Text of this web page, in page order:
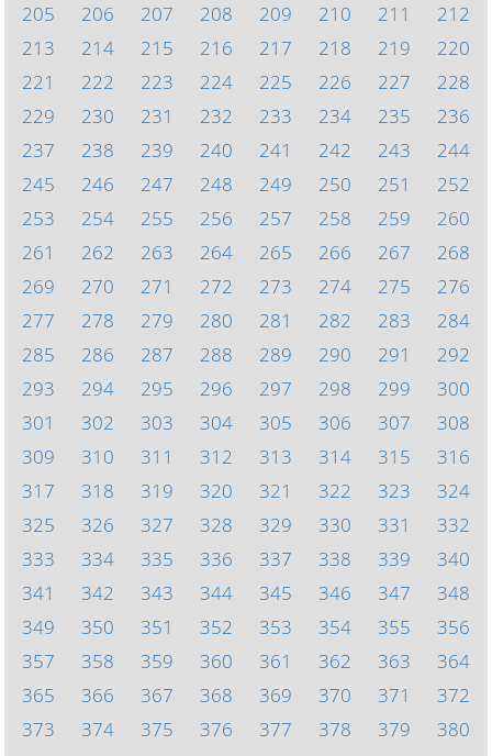
205
206 207 208 209 210 211
212
213
214 215 216 217 218 219
220
221
222 223 224 225 226 227
228
229
230 231 232 233 234 235
236
237
238 239 240 241 242 243
244
245
246 247 248 249 250 251
252
253
254 255 256 257 258 259
260
261
262 263 264 265 266 267
268
269
270 271 272 273 274 275
276
277
278 279 280 281 282 283
284
285
286 287 288 289 290 291
292
293
294 295 296 297 298 299
300
301
302 303 304 305 306 307
308
309
310 311 312 313 314 315
316
317
318 319 320 321 322 323
324
325
326 327 328 329 330 331
332
333
334 335 336 337 338 339
340
341
342 343 344 345 346 347
348
349
350 351 352 353 354 355
356
357
358 359 360 361 362 363
364
365
366 367 368 369 370 371
372
373
374 375 376 377 378 379
380